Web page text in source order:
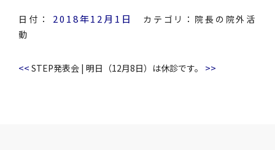
日付： 2018年12月1日 カテゴリ： 院長の院外活
動
<< STEP発表会 | 明日（12月8日）は休診です。 >>